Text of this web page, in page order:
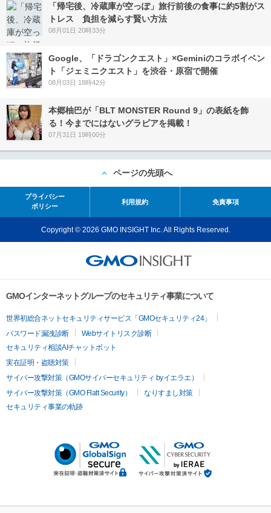
「帰宅後、冷蔵庫が空っぽ」旅行前後の食事に約5割がス
トレス 負担を減らす賢い方法
08月01日 20時33分
Google、「ドラゴンクエスト」×Geminiのコラボイベン
ト「ジェミニクエスト」を渋谷・原宿で開催
08月03日 18時42分
本郷柚巴が「BLT MONSTER Round 9」の表紙を飾
る！今までにはないグラビアを掲載！
07月31日 19時00分
ページの先頭へ
プライバシー
ポリシー
利用規約 免責事項
Copyright © 2026 GMO INSIGHT Inc. All Rights Reserved.
GMOインターネットグループのセキュリティ事業について
世界初総合ネットセキュリティサービス「GMOセキュリティ24」
パスワード漏洩診断
Webサイトリスク診断
セキュリティ相談AIチャットボット
実在証明・盗聴対策
サイバー攻撃対策（GMOサイバーセキュリティ byイエラエ）
サイバー攻撃対策（GMO Flatt Security）
なりすまし対策
セキュリティ事業の軌跡